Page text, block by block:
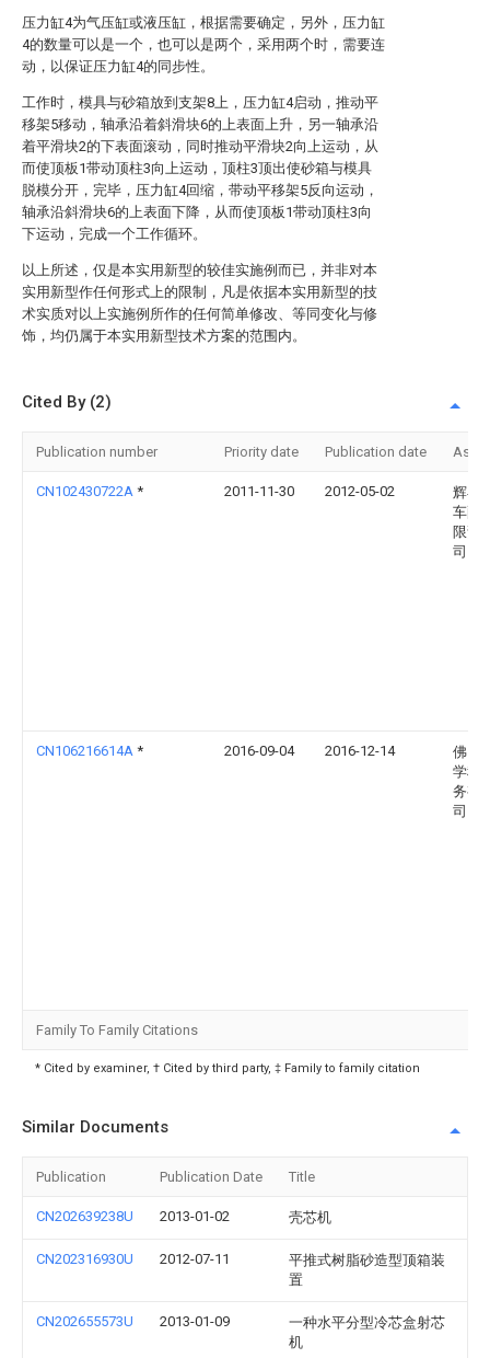
压力缸4为气压缸或液压缸，根据需要确定，另外，压力缸
4的数量可以是一个，也可以是两个，采用两个时，需要连
动，以保证压力缸4的同步性。
工作时，模具与砂箱放到支架8上，压力缸4启动，推动平
移架5移动，轴承沿着斜滑块6的上表面上升，另一轴承沿
着平滑块2的下表面滚动，同时推动平滑块2向上运动，从
而使顶板1带动顶柱3向上运动，顶柱3顶出使砂箱与模具
脱模分开，完毕，压力缸4回缩，带动平移架5反向运动，
轴承沿斜滑块6的上表面下降，从而使顶板1带动顶柱3向
下运动，完成一个工作循环。
以上所述，仅是本实用新型的较佳实施例而已，并非对本
实用新型作任何形式上的限制，凡是依据本实用新型的技
术实质对以上实施例所作的任何简单修改、等同变化与修
饰，均仍属于本实用新型技术方案的范围内。
Cited By (2)
Publication number Priority date Publication date
CN102430722A * 2011-11-30 2012-05-02
辉县
车配
限责
司
CN106216614A * 2016-09-04 2016-12-14
佛山
学科
务有
司
Family To Family Citations
* Cited by examiner, † Cited by third party, ‡ Family to family citation
Similar Documents
Publication Publication Date Title
CN202639238U 2013-01-02 壳芯机
CN202316930U 2012-07-11
平推式树脂砂造型顶箱装
置
CN202655573U 2013-01-09
一种水平分型冷芯盒射芯
机